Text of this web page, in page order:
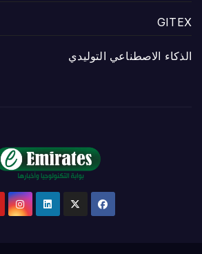
GITEX
الذكاء الاصطناعي التوليدي